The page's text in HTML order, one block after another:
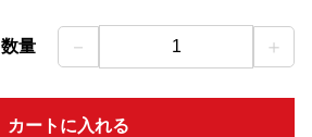
数量 － 1 ＋
カートに入れる